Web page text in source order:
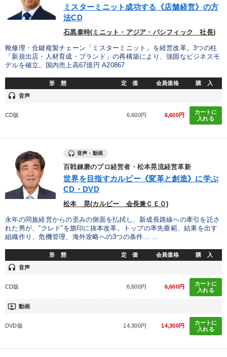
ミスターミニット成功する《店舗経営》の方
法CD
石黒泰時(ミニット・アジア・パシフィック 社長)
靴修理・合鍵複製チェーン「ミスターミニット」を経営改革。3つの柱
「新規出店・人材育成・ブランド」の再構築により、強固なビジネスモ
デルを確立。国内売上高67億円 A20867
形 態 定 価 会員価格 購 入
headset 音声
CD版 6,600円 6,600円
カートに
入れる
音声・動画
百戦錬磨のプロ経営者・松本晃流経営革新
世界を目指すカルビー《変革と創造》に学ぶ
CD・DVD
松本 晃(カルビー 会長兼ＣＥＯ)
永年の同族経営からの歪みの側面を払拭し、新成長路線への牽引を託さ
れた男が、“クレド”を旗印に抜本改革。トップの率先垂範、結果を出す
組織作り、危機管理、海外攻略への3つの条件… ...
形 態 定 価 会員価格 購 入
headset 音声
CD版 6,600円 6,600円
カートに
入れる
ondemand_video 動画
DVD版 14,300円 14,300円
カートに
入れる